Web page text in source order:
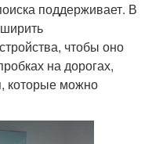
поддерживает. В
чтобы оно
на дорогах,
которые можно